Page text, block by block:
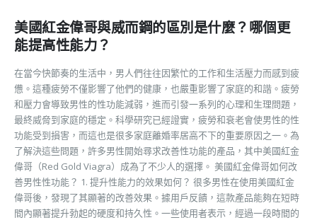
美國紅金偉哥與威而鋼的區別是什麼？哪個更
能提高性能力？
在當今快節奏的生活中，男人們往往因繁忙的工作和生活壓力而感到疲
憊。這種疲勞不僅影響了他們的健康，也嚴重影響了家庭的和諧。疲勞
和壓力會導致男性的性功能減弱，進而引發一系列的心理和生理問題，
最終威脅到家庭的穩定。科學研究已經證實，疲勞和衰老會使男性的性
功能受到損害，而這也是很多家庭離婚率居高不下的重要原因之一。為
了解決這些問題，許多男性開始尋求改善性功能的產品，其中美國紅金
偉哥（Red Gold Viagra）成為了不少人的選擇。 美國紅金偉哥如何改
善男性性功能？ 1. 提升性能力的效果如何？ 很多男性在使用美國紅金
偉哥後，發現了其顯著的改善效果。據用戶反饋，這款產品能夠在短時
間內顯著提升勃起的硬度和持久性。一些使用者表示，經過一段時間的